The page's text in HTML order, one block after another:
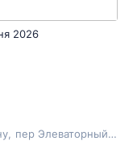
2026
пер Элеваторный, 11